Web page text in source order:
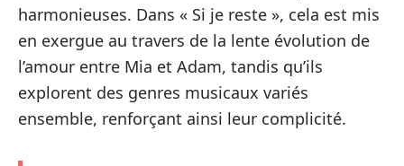
harmonieuses. Dans « Si je reste », cela est mis
en exergue au travers de la lente évolution de
l’amour entre Mia et Adam, tandis qu’ils
explorent des genres musicaux variés
ensemble, renforçant ainsi leur complicité.